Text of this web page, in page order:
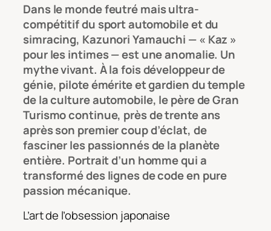
Dans le monde feutré mais ultra-
compétitif du sport automobile et du
simracing, Kazunori Yamauchi — « Kaz »
pour les intimes — est une anomalie. Un
mythe vivant. À la fois développeur de
génie, pilote émérite et gardien du temple
de la culture automobile, le père de Gran
Turismo continue, près de trente ans
après son premier coup d’éclat, de
fasciner les passionnés de la planète
entière. Portrait d’un homme qui a
transformé des lignes de code en pure
passion mécanique.
L’art de l’obsession japonaise